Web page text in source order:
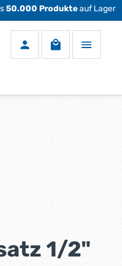
50.000 Produkteauf Lager
Warenkorb
1/2"